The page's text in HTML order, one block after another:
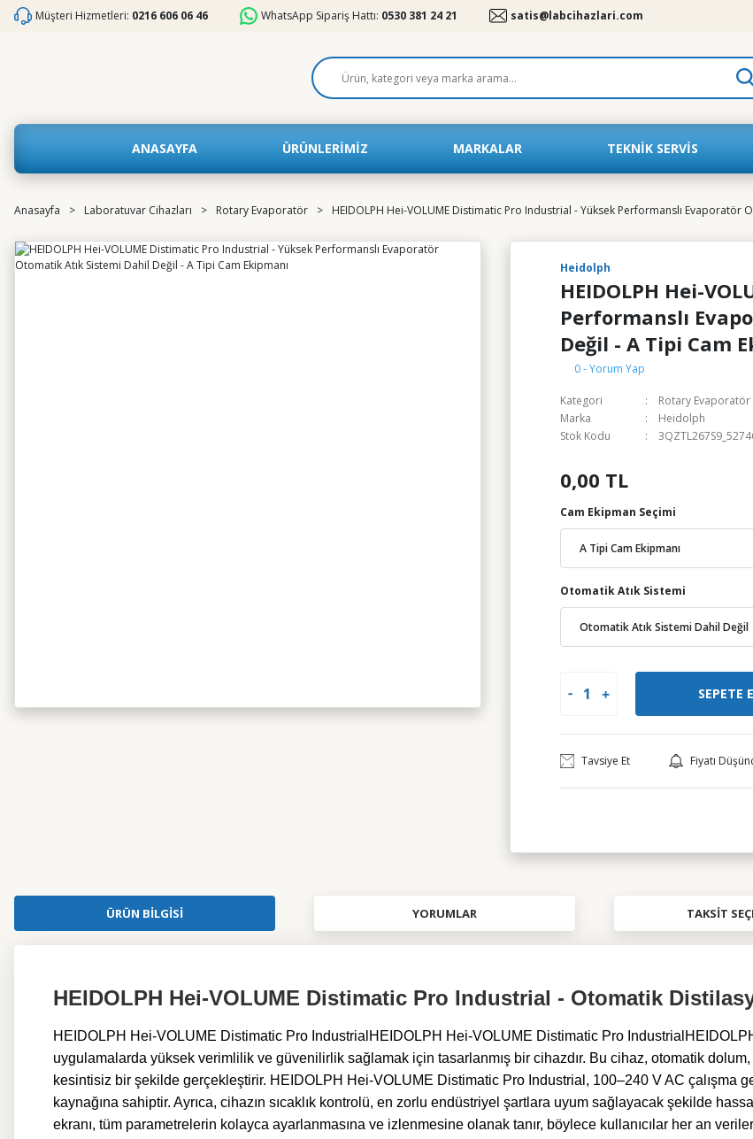
Müşteri Hizmetleri: 0216 606 06 46 WhatsApp Sipariş Hattı: 0530 381 24 21 satis@labcihazlari.com
ANASAYFA ÜRÜNLERİMİZ MARKALAR TEKNIK SERVIS
Anasayfa Laboratuvar Cihazları Rotary Evaporatör HEIDOLPH Hei-VOLUME Distimatic Pro Industrial - Yüksek Performanslı Evaporatör
Heidolph
HEIDOLPH Hei-
Performanslı
Değil - A Tipi Cam
0 - Yorum Yap
Kategori
Rotary Evaporatör
Marka
Heidolph
Stok Kodu
0,00 TL
Cam Ekipman Seçimi
Otomatik Atık Sistemi
SEPETE
Tavsiye Et Fiyatı
ÜRÜN BILGISI YORUMLAR TAKSIT
HEIDOLPH Hei-VOLUME Distimatic Pro Industrial - Otomatik
HEIDOLPH Hei-VOLUME Distimatic Pro Industrial HEIDOLPH Hei-VOLUME Distimatic Pro Industrial
uygulamalarda yüksek verimlilik ve güvenilirlik sağlamak için tasarlanmış bir cihazdır. Bu cihaz, otomatik
kesintisiz bir şekilde gerçekleştirir. HEIDOLPH Hei-VOLUME Distimatic Pro Industrial, 100–240 V AC çalışma
kaynağına sahiptir. Ayrıca, cihazın sıcaklık kontrolü, en zorlu endüstriyel şartlara uyum sağlayacak şekilde
ekranı, tüm parametrelerin kolayca ayarlanmasına ve izlenmesine olanak tanır, böylece kullanıcılar her an